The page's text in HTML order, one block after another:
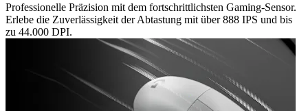
Professionelle Präzision mit dem fortschrittlichsten Gaming-Sensor.
Erlebe die Zuverlässigkeit der Abtastung mit über 888 IPS und bis
zu 44.000 DPI.